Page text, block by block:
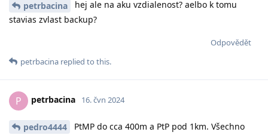
petrbacina
hej ale na aku vzdialenost? aelbo k tomu
stavias zvlast backup?
Odpovědět
petrbacina replied to this.
P petrbacina 16. čvn 2024
pedro4444
PtMP do cca 400m a PtP pod 1km. Všechno